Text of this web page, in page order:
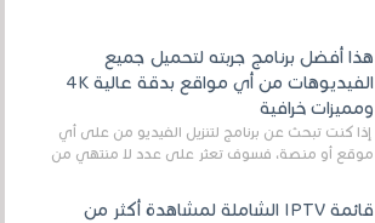
هذا أفضل برنامج جربته لتحميل جميع
الفيديوهات من أي مواقع بدقة عالية 4K
ومميزات خرافية
إذا كنت تبحث عن برنامج لتنزيل الفيديو من على أي
موقع أو منصة، فسوف تعثر على عدد لا منتهي من
قائمة IPTV الشاملة لمشاهدة أكثر من